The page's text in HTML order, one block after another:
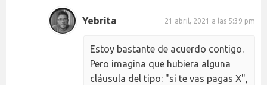
Yebrita 21 abril, 2021 a las 5:39 pm
Estoy bastante de acuerdo contigo.
Pero imagina que hubiera alguna
cláusula del tipo: "si te vas pagas X",